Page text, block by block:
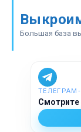
контентуБольшая база
Смотрите